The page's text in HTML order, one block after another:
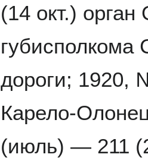
(14 окт.)
губисполкома
дороги; 1920,
Карело-
(июль) — 211